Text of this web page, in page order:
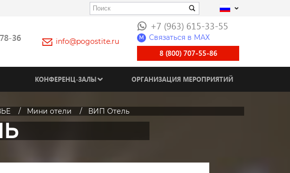
36 info@pogostite.ru
+7 (963) 615-33-55
M Связаться в МАХ
8 (800) 707-55-86
КОНФЕРЕНЦ-ЗАЛЫ ОРГАНИЗАЦИЯ МЕРОПРИЯТИЙ
Мини отели ВИП Отель